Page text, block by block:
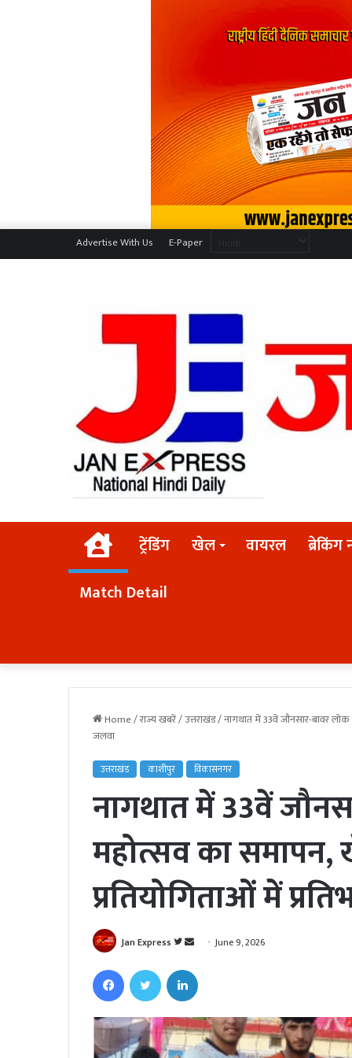
Advertise With Us E-Paper
Homeट्रेंडिंग खेल वायरल ब्रेकिंग
Match Detail
Home/राज्य खबरें/उत्तराखंड/नागथात में 33वें जौनसार-बावर
जलवा
उत्तराखंड काशीपुर विकासनगर
नागथात में 33वें
महोत्सव का
प्रतियोगिताओं में
Jan Express
F
l
l
o
w
n
d
a
n
June 9, 2026